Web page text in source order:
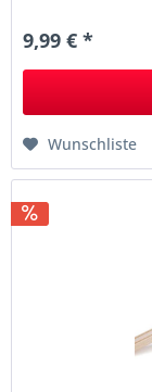
9,99 € *
Wunschliste